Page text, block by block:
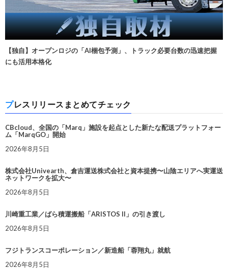
【独自】オープンロジの「AI梱包予測」、トラック必要台数の迅速把握
にも活用本格化
プレスリリースまとめてチェック
CBcloud、全国の「Marq」施設を起点とした新たな配送プラットフォー
ム「MarqGO」開始
2026年8月5日
株式会社Univearth、倉吉運送株式会社と資本提携〜山陰エリアへ実運送
ネットワークを拡大〜
2026年8月5日
川崎重工業／ばら積運搬船「ARISTOS II」の引き渡し
2026年8月5日
フジトランスコーポレーション／新造船「蓉翔丸」就航
2026年8月5日